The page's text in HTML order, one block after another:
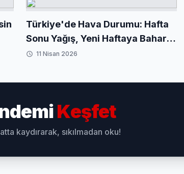
Türkiye'de Hava Durumu: Hafta
Sonu Yağış, Yeni Haftaya Baharla
Giriş11 Nisan 2026
Keşfet
kaydırarak, sıkılmadan oku!